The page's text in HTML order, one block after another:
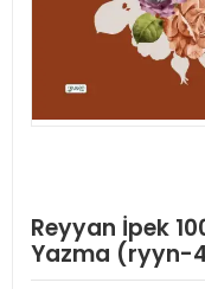
Reyyan İpek
Yazma (ryyn-